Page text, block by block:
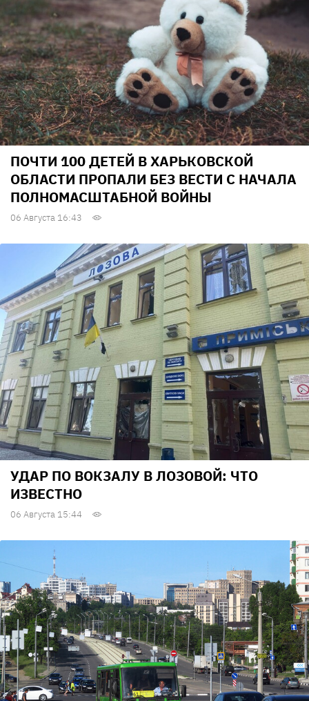
ПОЧТИ 100 ДЕТЕЙ В ХАРЬКОВСКОЙ
ОБЛАСТИ ПРОПАЛИ БЕЗ ВЕСТИ С НАЧАЛА
ПОЛНОМАСШТАБНОЙ ВОЙНЫ
06 Августа 16:43
УДАР ПО ВОКЗАЛУ В ЛОЗОВОЙ: ЧТО
ИЗВЕСТНО
06 Августа 15:44